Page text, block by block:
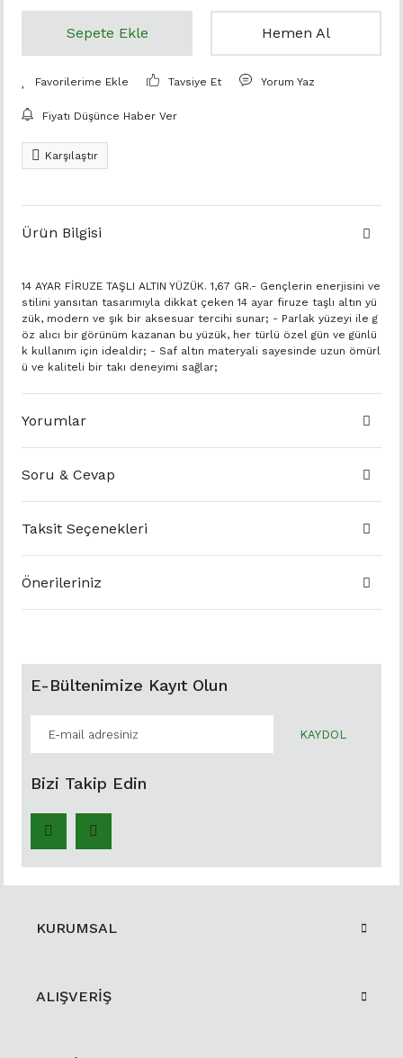
Sepete Ekle Hemen Al
Tavsiye Et Yorum Yaz
Fiyatı Düşünce Haber Ver
Karşılaştır
Ürün Bilgisi
14 AYAR FİRUZE TAŞLI ALTIN YÜZÜK. 1,67 GR.- Gençlerin enerjisini ve
stilini yansıtan tasarımıyla dikkat çeken 14 ayar firuze taşlı altın yü
zük, modern ve şık bir aksesuar tercihi sunar; - Parlak yüzeyi ile g
öz alıcı bir görünüm kazanan bu yüzük, her türlü özel gün ve günlü
k kullanım için idealdir; - Saf altın materyali sayesinde uzun ömürl
ü ve kaliteli bir takı deneyimi sağlar;
Yorumlar
Soru & Cevap
Taksit Seçenekleri
Önerileriniz
E-Bültenimize Kayıt Olun
KAYDOL
Bizi Takip Edin
KURUMSAL
ALIŞVERİŞ